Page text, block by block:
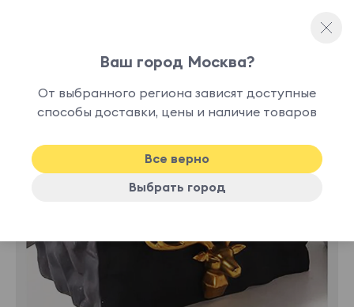
Аксессуары для сервировки
наличии
Ваш город Москва?
От выбранного региона зависят доступные
способы доставки, цены и наличие товаров
Все верно
Выбрать город